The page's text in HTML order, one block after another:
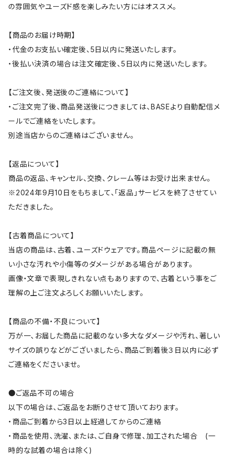
の雰囲気やユーズド感を楽しみたい方にはオススメ。
【商品のお届け時期】
・代金のお支払い確定後、5日以内に発送いたします。
・後払い決済の場合は注文確定後、5日以内に発送いたします。
【ご注文後、発送後のご連絡について】
・ご注文完了後、商品発送後につきましては、BASEより自動配信メ
ールでご連絡をいたします。
別途当店からのご連絡はございません。
【返品について】
商品の返品、キャンセル、交換、クレーム等はお受け出来ません。
※2024年9月10日をもちまして、「返品」サービスを終了させてい
ただきました。
【古着商品について】
当店の商品は、古着、ユーズドウェアです。商品ページに記載の無
い小さな汚れや小傷等のダメージがある場合があります。
画像・文章で表現しきれない点もありますので、古着という事をご
理解の上ご注文よろしくお願いいたします。
【商品の不備・不良について】
万が一、お届した商品に記載のない多大なダメージや汚れ、著しい
サイズの誤りなどがございましたら、商品ご到着後３日以内に必ず
ご連絡をくださいませ。
●ご返品不可の場合
以下の場合は、ご返品をお断りさせて頂いております。
・商品ご到着から3日以上経過してからのご連絡
・商品を使用、洗濯、または、ご自身で修理、加工された場合 (一
時的な試着の場合は除く)